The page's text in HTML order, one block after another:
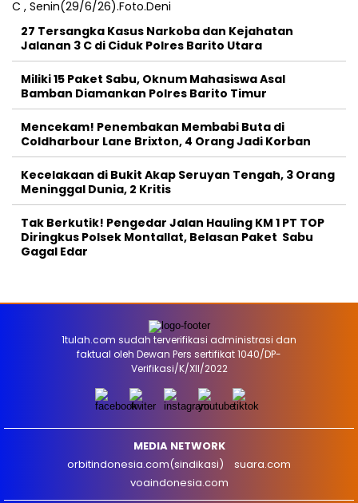
27 Tersangka Kasus Narkoba dan Kejahatan
Jalanan 3 C di Ciduk Polres Barito Utara
Miliki 15 Paket Sabu, Oknum Mahasiswa Asal
Bamban Diamankan Polres Barito Timur
Mencekam! Penembakan Membabi Buta di
Coldharbour Lane Brixton, 4 Orang Jadi Korban
Kecelakaan di Bukit Akap Seruyan Tengah, 3 Orang
Meninggal Dunia, 2 Kritis
Tak Berkutik! Pengedar Jalan Hauling KM 1 PT TOP
Diringkus Polsek Montallat, Belasan Paket Sabu
Gagal Edar
1tulah.com sudah terverifikasi administrasi dan
faktual oleh Dewan Pers sertifikat 1040/DP-
Verifikasi/K/XII/2022
MEDIA NETWORK
orbitindonesia.com(sindikasi)
suara.com
voaindonesia.com